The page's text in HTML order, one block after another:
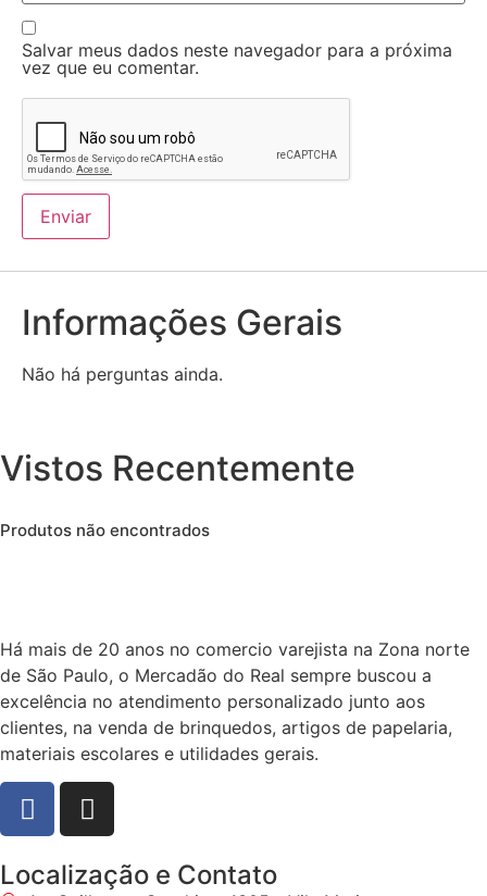
Salvar meus dados neste navegador para a próxima
vez que eu comentar.
Informações Gerais
Não há perguntas ainda.
Vistos Recentemente
Produtos não encontrados
Há mais de 20 anos no comercio varejista na Zona norte
de São Paulo, o Mercadão do Real sempre buscou a
excelência no atendimento personalizado junto aos
clientes, na venda de brinquedos, artigos de papelaria,
materiais escolares e utilidades gerais.
Localização e Contato